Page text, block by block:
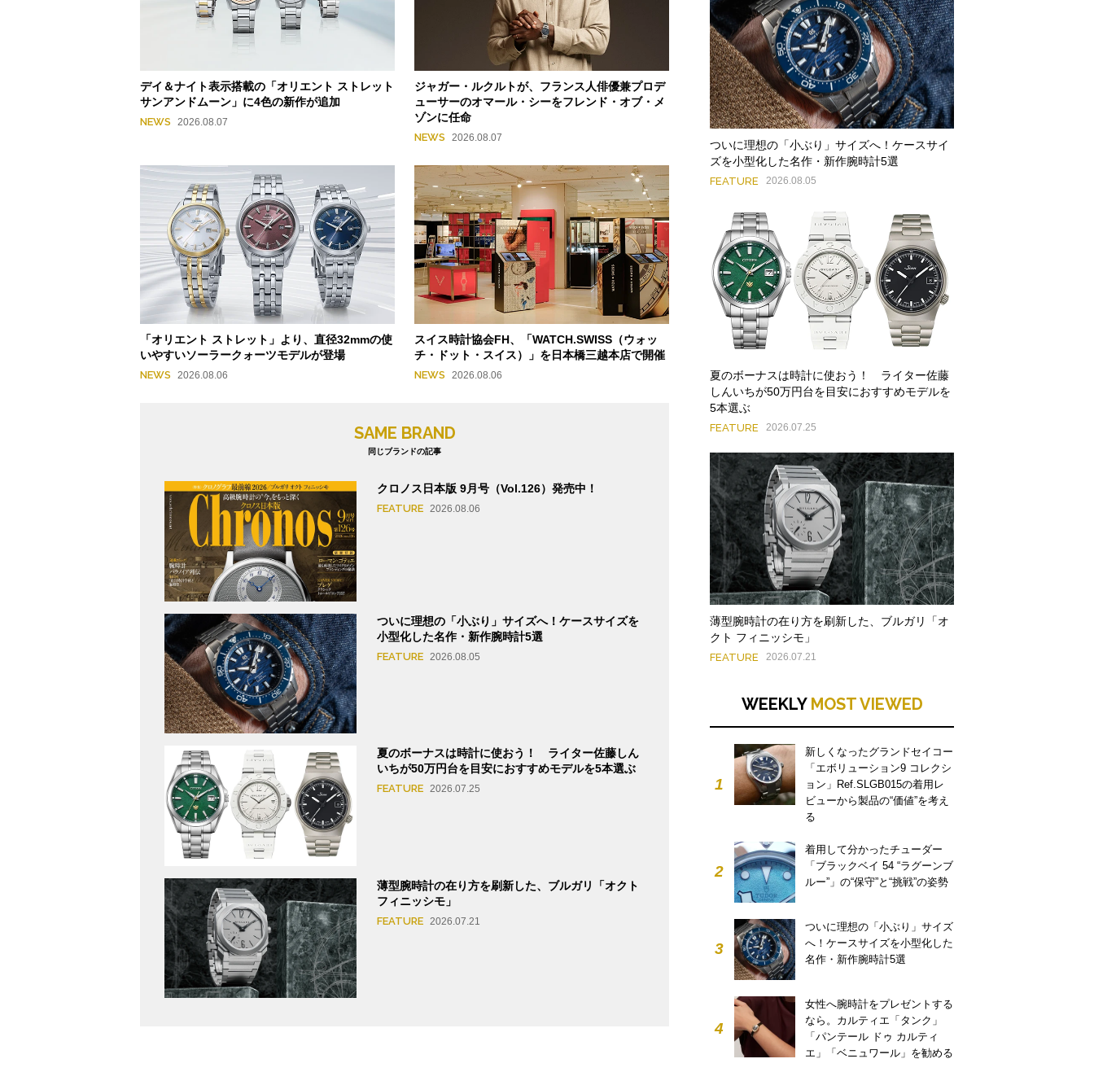
デイ＆ナイト表示搭載の「オリエント ストレット
サンアンドムーン」に4色の新作が追加
NEWS 2026.08.07
ジャガー・ルクルトが、フランス人俳優兼プロデ
ューサーのオマール・シーをフレンド・オブ・メ
ゾンに任命
NEWS 2026.08.07
「オリエント ストレット」より、直径32mmの使
いやすいソーラークォーツモデルが登場
NEWS 2026.08.06
スイス時計協会FH、「WATCH.SWISS（ウォッ
チ・ドット・スイス）」を日本橋三越本店で開催
NEWS 2026.08.06
SAME BRAND
同じブランドの記事
クロノス日本版 9月号（Vol.126）発売中！
FEATURE 2026.08.06
ついに理想の「小ぶり」サイズへ！ケースサイズを
小型化した名作・新作腕時計5選
FEATURE 2026.08.05
夏のボーナスは時計に使おう！ ライター佐藤しん
いちが50万円台を目安におすすめモデルを5本選ぶ
FEATURE 2026.07.25
薄型腕時計の在り方を刷新した、ブルガリ「オクト
フィニッシモ」
FEATURE 2026.07.21
ついに理想の「小ぶり」サイズへ！ケースサイ
ズを小型化した名作・新作腕時計5選
FEATURE 2026.08.05
夏のボーナスは時計に使おう！ ライター佐藤
しんいちが50万円台を目安におすすめモデルを
5本選ぶ
FEATURE 2026.07.25
薄型腕時計の在り方を刷新した、ブルガリ「オ
クト フィニッシモ」
FEATURE 2026.07.21
WEEKLY MOST VIEWED
1
新しくなったグランドセイコー
「エボリューション9 コレクシ
ョン」Ref.SLGB015の着用レ
ビューから製品の“価値”を考え
る
2
着用して分かったチューダー
「ブラックベイ 54 “ラグーンブ
ルー”」の“保守”と“挑戦”の姿勢
3
ついに理想の「小ぶり」サイズ
へ！ケースサイズを小型化した
名作・新作腕時計5選
4
女性へ腕時計をプレゼントする
なら。カルティエ「タンク」
「パンテール ドゥ カルティ
エ」「ベニュワール」を勧める